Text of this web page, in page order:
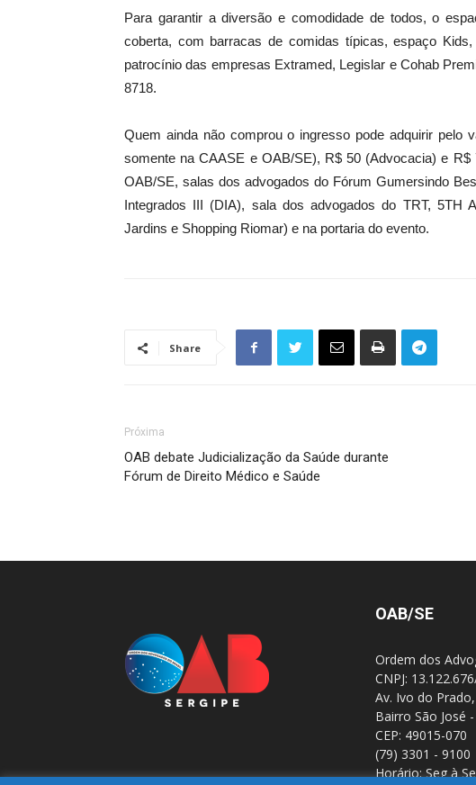
Para garantir a diversão e comodidade de todos, o
coberta, com barracas de comidas típicas, espaço
patrocínio das empresas Extramed, Legislar e Cohab
8718.
Quem ainda não comprou o ingresso pode adquirir pelo
somente na CAASE e OAB/SE), R$ 50 (Advocacia) e
OAB/SE, salas dos advogados do Fórum Gumersindo
Integrados III (DIA), sala dos advogados do TRT, 5TH
Jardins e Shopping Riomar) e na portaria do evento.
Share
Próxima
OAB debate Judicialização da Saúde durante
Fórum de Direito Médico e Saúde
OAB/SE
Ordem dos
CNPJ:
Av. Ivo do
Bairro São José
CEP: 49015-070
(79) 3301 - 9100
Horário: Seg à